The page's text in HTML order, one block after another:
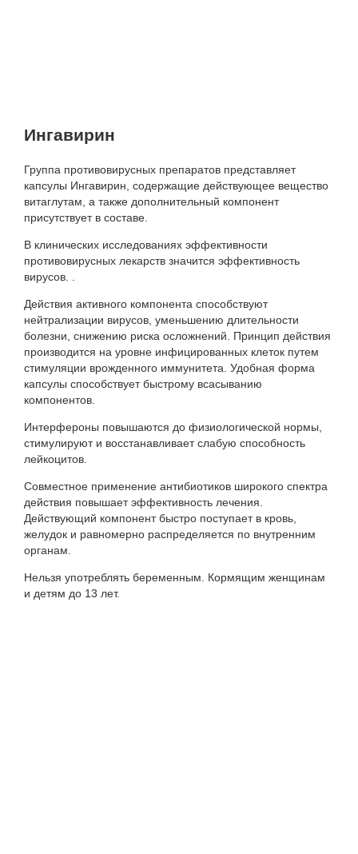
Ингавирин
Группа противовирусных препаратов представляет
капсулы Ингавирин, содержащие действующее вещество
витаглутам, а также дополнительный компонент
присутствует в составе.
В клинических исследованиях эффективности
противовирусных лекарств значится эффективность
вирусов. .
Действия активного компонента способствуют
нейтрализации вирусов, уменьшению длительности
болезни, снижению риска осложнений. Принцип действия
производится на уровне инфицированных клеток путем
стимуляции врожденного иммунитета. Удобная форма
капсулы способствует быстрому всасыванию
компонентов.
Интерфероны повышаются до физиологической нормы,
стимулируют и восстанавливает слабую способность
лейкоцитов.
Совместное применение антибиотиков широкого спектра
действия повышает эффективность лечения.
Действующий компонент быстро поступает в кровь,
желудок и равномерно распределяется по внутренним
органам.
Нельзя употреблять беременным. Кормящим женщинам
и детям до 13 лет.